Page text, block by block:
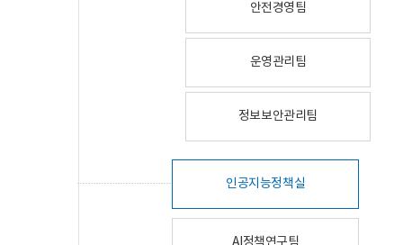
안전경영팀
운영관리팀
정보보안관리팀
인공지능정책실